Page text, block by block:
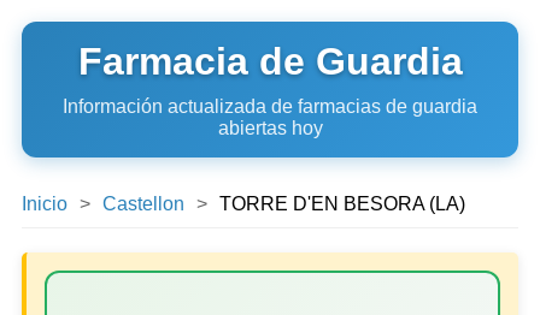
Farmacia de Guardia
Información actualizada de farmacias de guardia
abiertas hoy
Inicio Castellon TORRE D'EN BESORA (LA)